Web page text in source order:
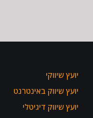
יועץ שיווקי
יועץ שיווק באינטרנט
יועץ שיווק דיגיטלי